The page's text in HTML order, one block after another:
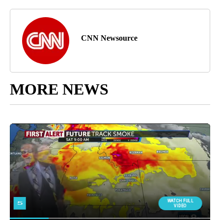
CNN Newsource
MORE NEWS